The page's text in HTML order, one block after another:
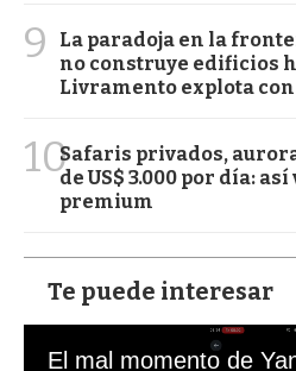
9
La paradoja en la
no construye edificios
Livramento explota
10Safaris privados,
de US$ 3.000 por día:
premium
Te puede interesar